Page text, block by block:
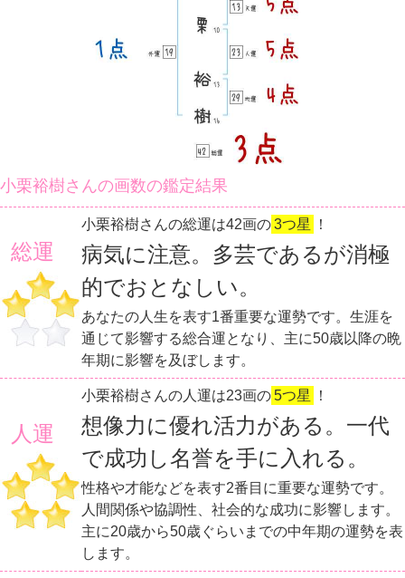
小栗裕樹さんの画数の鑑定結果
総運
小栗裕樹さんの総運は42画の3つ星 ！
病気に注意。多芸であるが消極
的でおとなしい。
あなたの人生を表す1番重要な運勢です。生涯を
通じて影響する総合運となり、主に50歳以降の晩
年期に影響を及ぼします。
人運
小栗裕樹さんの人運は23画の5つ星 ！
想像力に優れ活力がある。一代
で成功し名誉を手に入れる。
性格や才能などを表す2番目に重要な運勢です。
人間関係や協調性、社会的な成功に影響します。
主に20歳から50歳ぐらいまでの中年期の運勢を表
します。